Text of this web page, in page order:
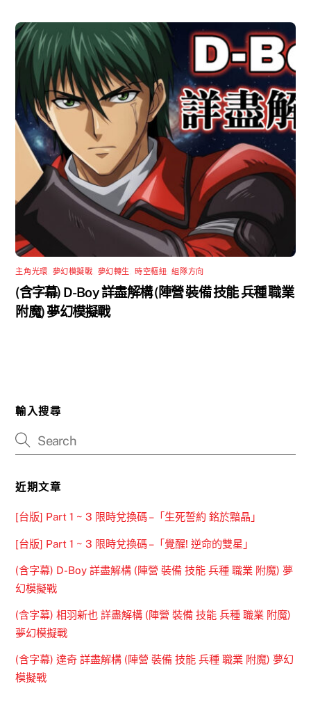
主角光環 夢幻模擬戰 夢幻轉生 時空樞紐 ,組隊方向
(含字幕) D-Boy 詳盡解構 (陣營 裝備 技能 兵種 職業
附魔) 夢幻模擬戰
輸入搜尋
近期文章
[台版] Part 1 ~ 3 限時兌換碼 –「生死誓約 銘於黯晶」
[台版] Part 1 ~ 3 限時兌換碼 –「覺醒! 逆命的雙星」
(含字幕) D-Boy 詳盡解構 (陣營 裝備 技能 兵種 職業 附魔) 夢
幻模擬戰
(含字幕) 相羽新也 詳盡解構 (陣營 裝備 技能 兵種 職業 附魔)
夢幻模擬戰
(含字幕) 達奇 詳盡解構 (陣營 裝備 技能 兵種 職業 附魔) 夢幻
模擬戰